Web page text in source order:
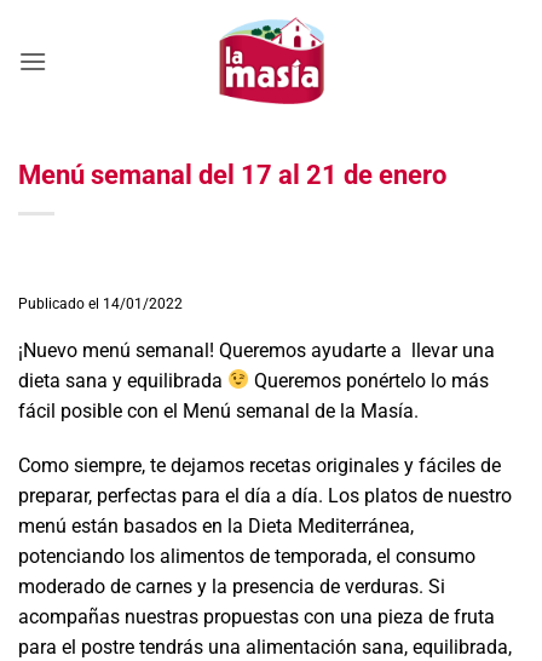
contenido
Menú semanal del 17 al 21 de enero
Publicado el 14/01/2022
¡Nuevo menú semanal! Queremos ayudarte a llevar una
dieta sana y equilibrada
Queremos ponértelo lo más
fácil posible con el Menú semanal de la Masía.
Como siempre, te dejamos recetas originales y fáciles de
preparar, perfectas para el día a día. Los platos de nuestro
menú están basados en la Dieta Mediterránea,
potenciando los alimentos de temporada, el consumo
moderado de carnes y la presencia de verduras. Si
acompañas nuestras propuestas con una pieza de fruta
para el postre tendrás una alimentación sana, equilibrada,